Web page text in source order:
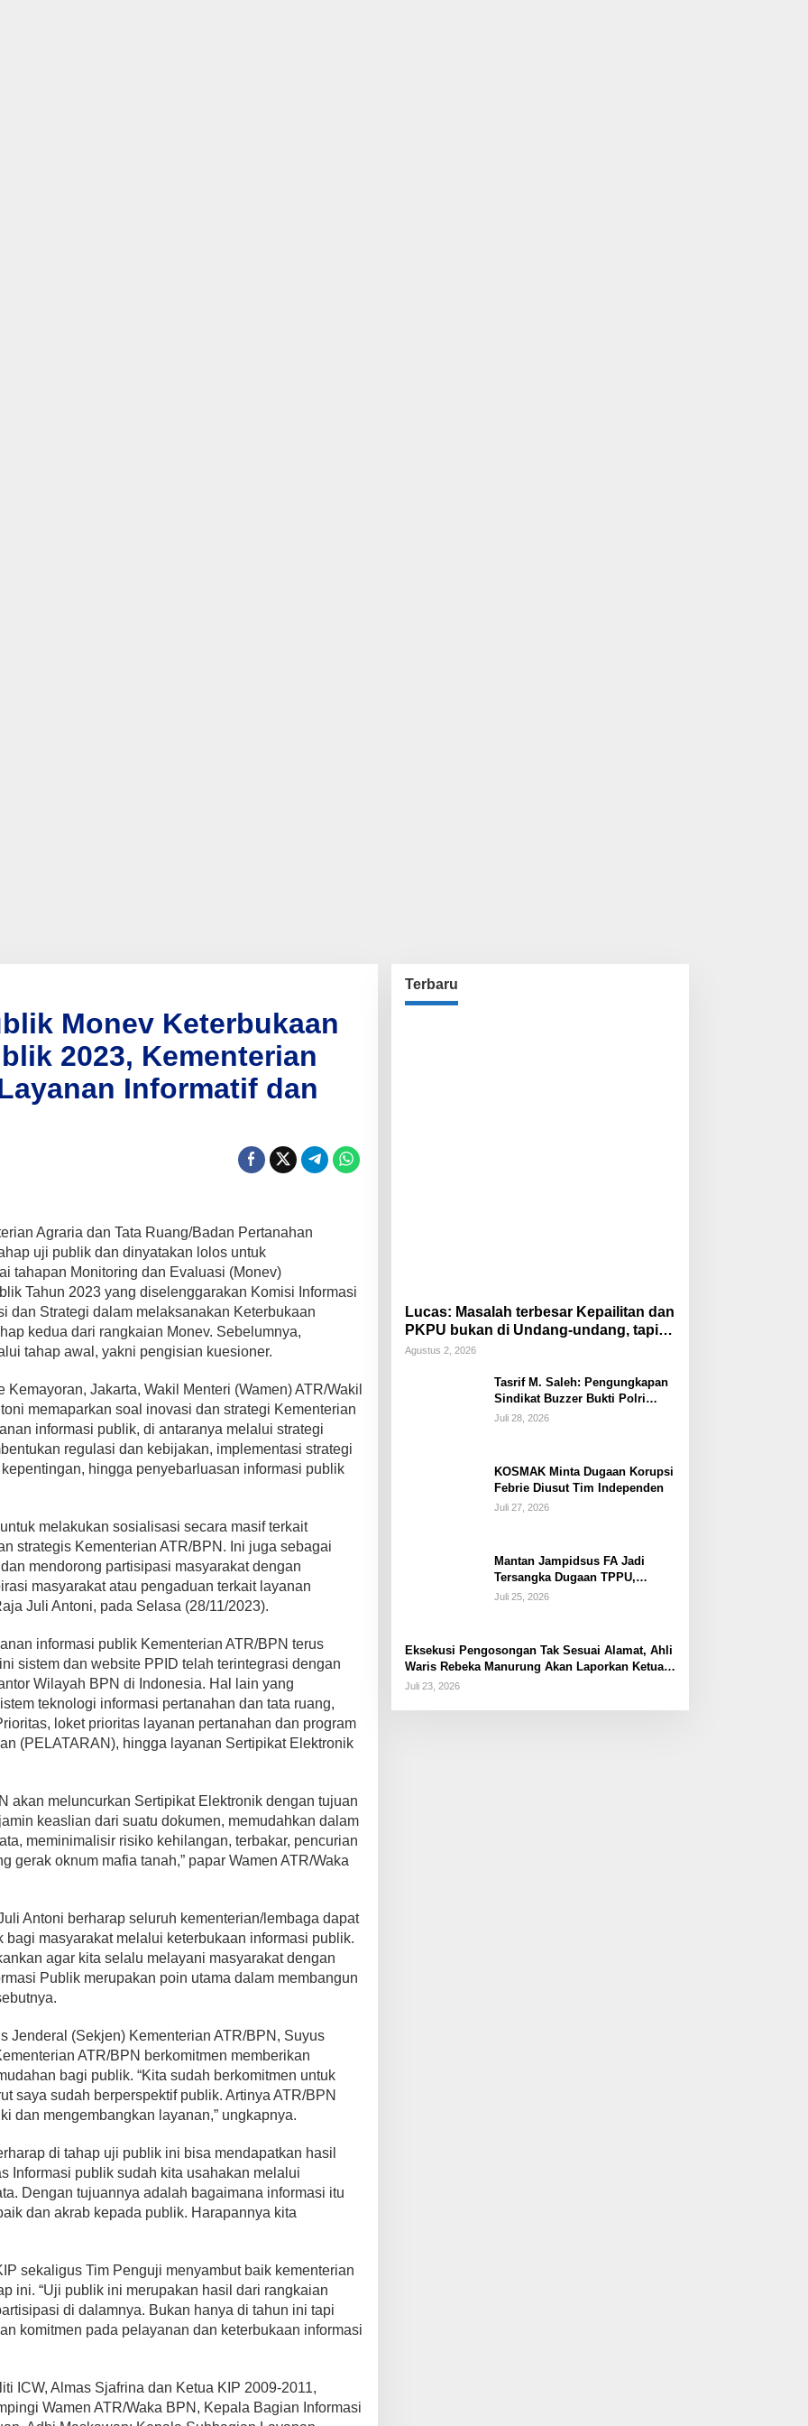
Monev Keterbukaan
2023, Kementerian
Informatif dan
Agraria dan Tata Ruang/Badan Pertanahan
uji publik dan dinyatakan lolos untuk
tahapan Monitoring dan Evaluasi (Monev)
Tahun 2023 yang diselenggarakan Komisi Informasi
dan Strategi dalam melaksanakan Keterbukaan
kedua dari rangkaian Monev. Sebelumnya,
tahap awal, yakni pengisian kuesioner.
Jakarta, Wakil Menteri (Wamen) ATR/Wakil
memaparkan soal inovasi dan strategi Kementerian
informasi publik, di antaranya melalui strategi
regulasi dan kebijakan, implementasi strategi
hingga penyebarluasan informasi publik
melakukan sosialisasi secara masif terkait
strategis Kementerian ATR/BPN. Ini juga sebagai
mendorong partisipasi masyarakat dengan
masyarakat atau pengaduan terkait layanan
Juli Antoni, pada Selasa (28/11/2023).
informasi publik Kementerian ATR/BPN terus
sistem dan website PPID telah terintegrasi dengan
Wilayah BPN di Indonesia. Hal lain yang
teknologi informasi pertanahan dan tata ruang,
loket prioritas layanan pertanahan dan program
(PELATARAN), hingga layanan Sertipikat Elektronik
akan meluncurkan Sertipikat Elektronik dengan tujuan
keaslian dari suatu dokumen, memudahkan dalam
meminimalisir risiko kehilangan, terbakar, pencurian
gerak oknum mafia tanah,” papar Wamen ATR/Waka
Antoni berharap seluruh kementerian/lembaga dapat
bagi masyarakat melalui keterbukaan informasi publik.
agar kita selalu melayani masyarakat dengan
Publik merupakan poin utama dalam membangun
Jenderal (Sekjen) Kementerian ATR/BPN, Suyus
ATR/BPN berkomitmen memberikan
bagi publik. “Kita sudah berkomitmen untuk
saya sudah berperspektif publik. Artinya ATR/BPN
dan mengembangkan layanan,” ungkapnya.
di tahap uji publik ini bisa mendapatkan hasil
Informasi publik sudah kita usahakan melalui
Dengan tujuannya adalah bagaimana informasi itu
dan akrab kepada publik. Harapannya kita
sekaligus Tim Penguji menyambut baik kementerian
ini. “Uji publik ini merupakan hasil dari rangkaian
di dalamnya. Bukan hanya di tahun ini tapi
komitmen pada pelayanan dan keterbukaan informasi
ICW, Almas Sjafrina dan Ketua KIP 2009-2011,
Wamen ATR/Waka BPN, Kepala Bagian Informasi
Terbaru
Lucas: Masalah terbesar Kepailitan dan
PKPU bukan di Undang-undang, tapi di
Hukum Acara!!!
Agustus 2, 2026
Tasrif M. Saleh: Pengungkapan
Sindikat Buzzer Bukti Polri
Makin Adaptif Hadapi Kejahatan
Juli 28, 2026
KOSMAK Minta Dugaan Korupsi
Febrie Diusut Tim Independen
Juli 27, 2026
Mantan Jampidsus FA Jadi
Tersangka Dugaan TPPU,
Ditahan di Rutan KPK
Juli 25, 2026
Eksekusi Pengosongan Tak Sesuai Alamat, Ahli
Waris Rebeka Manurung Akan Laporkan Ketua
PN Jaktim
Juli 23, 2026